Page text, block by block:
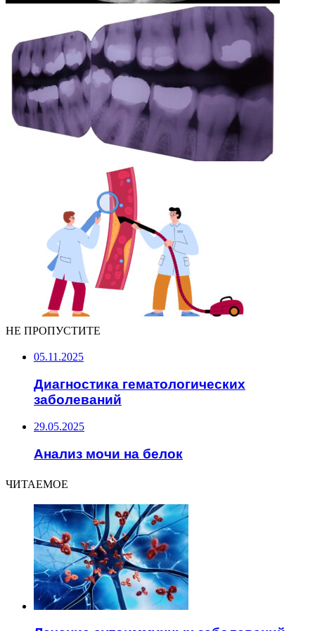
НЕ ПРОПУСТИТЕ
05.11.2025
Диагностика гематологических
заболеваний
29.05.2025
Анализ мочи на белок
ЧИТАЕМОЕ